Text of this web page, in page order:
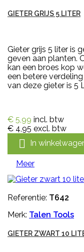
GIETER GRIJS 5 LITER
Gieter grijs 5 liter is
geven aan planten.
kan een broes kop
een betere
van deze gieter is 5
€ 5,99 incl. btw
€ 4,95 excl. btw
 In
Meer
Referentie: T642
Merk: Talen Tools
GIETER ZWART 10